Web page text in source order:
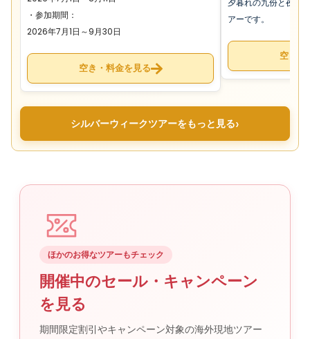
・参加期間：
2026年7月1日～9月30日
空き・料金を見る
アーです。
空き・
シルバーウィークツアーをもっと見る›
ほかのお得なツアーもチェック
開催中のセール・キャンペーン
を見る
期間限定割引やキャンペーン対象の海外現地ツアー